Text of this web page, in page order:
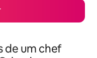
de um chef